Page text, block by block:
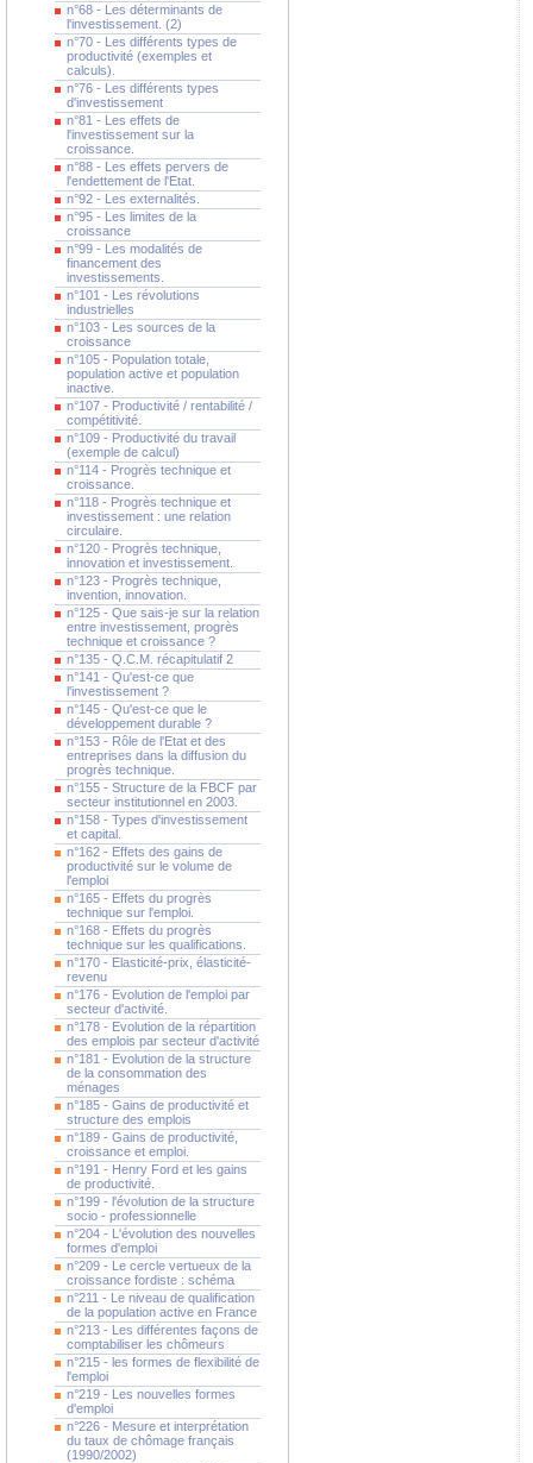
n°68 - Les déterminants de
l'investissement. (2)
n°70 - Les différents types de
productivité (exemples et
calculs).
n°76 - Les différents types
d'investissement
n°81 - Les effets de
l'investissement sur la
croissance.
n°88 - Les effets pervers de
l'endettement de l'Etat.
n°92 - Les externalités.
n°95 - Les limites de la
croissance
n°99 - Les modalités de
financement des
investissements.
n°101 - Les révolutions
industrielles
n°103 - Les sources de la
croissance
n°105 - Population totale,
population active et population
inactive.
n°107 - Productivité / rentabilité /
compétitivité.
n°109 - Productivité du travail
(exemple de calcul)
n°114 - Progrès technique et
croissance.
n°118 - Progrès technique et
investissement : une relation
circulaire.
n°120 - Progrès technique,
innovation et investissement.
n°123 - Progrès technique,
invention, innovation.
n°125 - Que sais-je sur la relation
entre investissement, progrès
technique et croissance ?
n°135 - Q.C.M. récapitulatif 2
n°141 - Qu'est-ce que
l'investissement ?
n°145 - Qu'est-ce que le
développement durable ?
n°153 - Rôle de l'Etat et des
entreprises dans la diffusion du
progrès technique.
n°155 - Structure de la FBCF par
secteur institutionnel en 2003.
n°158 - Types d'investissement
et capital.
n°162 - Effets des gains de
productivité sur le volume de
l'emploi
n°165 - Effets du progrès
technique sur l'emploi.
n°168 - Effets du progrès
technique sur les qualifications.
n°170 - Elasticité-prix, élasticité-
revenu
n°176 - Evolution de l'emploi par
secteur d'activité.
n°178 - Evolution de la répartition
des emplois par secteur d'activité
n°181 - Evolution de la structure
de la consommation des
ménages
n°185 - Gains de productivité et
structure des emplois
n°189 - Gains de productivité,
croissance et emploi.
n°191 - Henry Ford et les gains
de productivité.
n°199 - l'évolution de la structure
socio - professionnelle
n°204 - L'évolution des nouvelles
formes d'emploi
n°209 - Le cercle vertueux de la
croissance fordiste : schéma
n°211 - Le niveau de qualification
de la population active en France
n°213 - Les différentes façons de
comptabiliser les chômeurs
n°215 - les formes de flexibilité de
l'emploi
n°219 - Les nouvelles formes
d'emploi
n°226 - Mesure et interprétation
du taux de chômage français
(1990/2002)